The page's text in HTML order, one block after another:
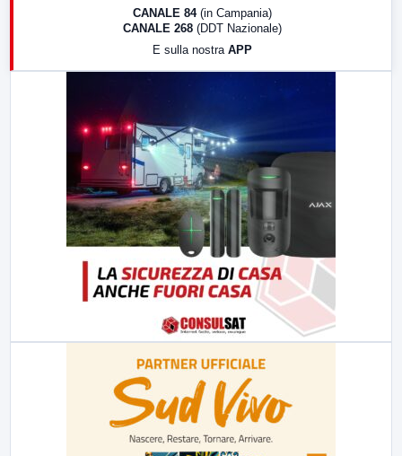
CANALE 84 (in Campania)
CANALE 268 (DDT Nazionale)
E sulla nostra APP